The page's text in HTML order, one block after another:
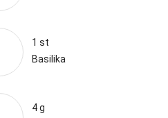
1 st
Basilika
4 g